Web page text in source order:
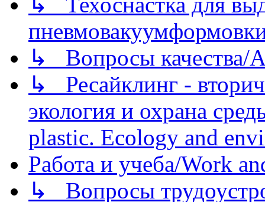
↳ Вопросы качества/
↳ Ресайклинг -
экология и охрана
plastic. Ecology and
Работа и учеба/Work
↳ Вопросы